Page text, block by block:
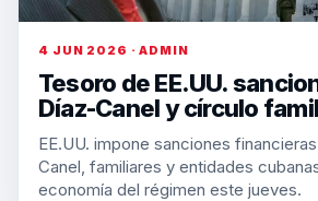
4 JUN 2026 · ADMIN
Tesoro de EE.UU.
Díaz-Canel y círculo
EE.UU. impone sanciones
Canel, familiares y entidades
economía del régimen este jueves.